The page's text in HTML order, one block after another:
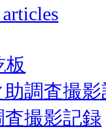
板
助調査撮
撮影記録